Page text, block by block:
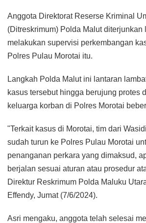
Anggota Direktorat Reserse Kriminal
(Ditreskrimum) Polda Malut diterjunkan
melakukan supervisi perkembangan
Polres Pulau Morotai itu.
Langkah Polda Malut ini lantaran
kasus tersebut hingga berujung protes
keluarga korban di Polres Morotai
"Terkait kasus di Morotai, tim dari
sudah turun ke Polres Pulau Morotai
penanganan perkara yang dimaksud,
berjalan sesuai aturan atau prosedur
Direktur Reskrimum Polda Maluku
Effendy, Jumat (7/6/2024).
Asri mengaku, anggota telah selesai